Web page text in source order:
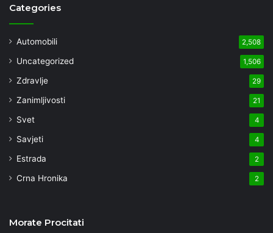
Categories
Automobili 2,508
Uncategorized 1,506
Zdravlje 29
Zanimljivosti 21
Svet 4
Savjeti 4
Estrada 2
Crna Hronika 2
Morate Procitati